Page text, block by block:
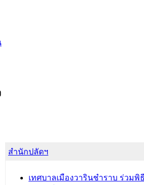
สำนักปลัดฯ
เทศบาลเมืองวารินชำราบ ร่วมพิ